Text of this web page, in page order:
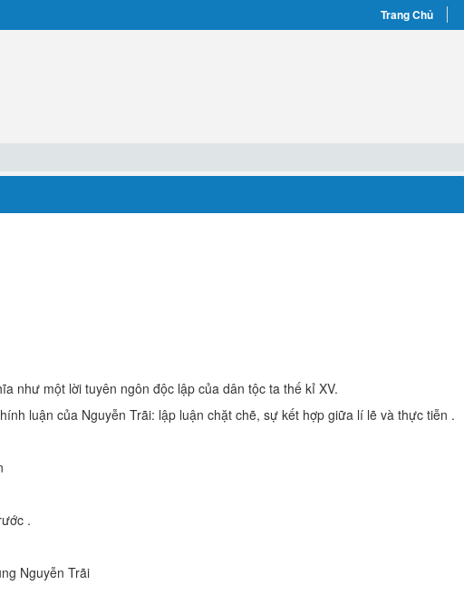
Trang Chủ
như một lời tuyên ngôn độc lập của dân tộc ta thế kỉ XV.
luận của Nguyễn Trãi: lập luận chặt chẽ, sự kết hợp giữa lí lẽ và thực tiễn .
.
Nguyễn Trãi